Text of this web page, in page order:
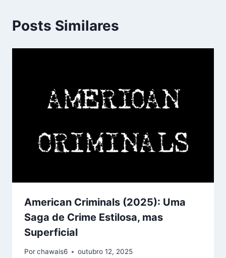
Posts Similares
American Criminals (2025): Uma
Saga de Crime Estilosa, mas
Superficial
Porchawais6 outubro 12, 2025